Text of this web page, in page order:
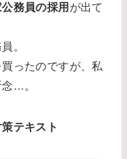
公務員の採用 が出て
。
ったのですが、私
…。
テキスト